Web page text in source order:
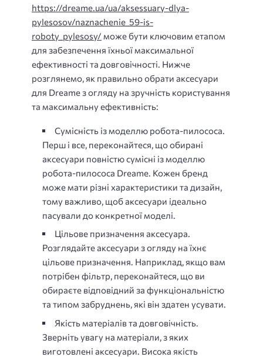
https://dreame.ua/ua/aksessuary-dlya-
pylesosov/naznachenie_59-is-
roboty_pylesosy/ може бути ключовим етапом
для забезпечення їхньої максимальної
ефективності та довговічності. Нижче
розглянемо, як правильно обрати аксесуари
для Dreame з огляду на зручність користування
та максимальну ефективність:
Сумісність із моделлю робота-пилососа.
Перш і все, переконайтеся, що обирані
аксесуари повністю сумісні із моделлю
робота-пилососа Dreame. Кожен бренд
може мати різні характеристики та дизайн,
тому важливо, щоб аксесуари ідеально
пасували до конкретної моделі.
Цільове призначення аксесуара.
Розглядайте аксесуари з огляду на їхнє
цільове призначення. Наприклад, якщо вам
потрібен фільтр, переконайтеся, що ви
обираєте відповідний за функціональністю
та типом забруднень, які він здатен усувати.
Якість матеріалів та довговічність.
Зверніть увагу на матеріали, з яких
виготовлені аксесуари. Висока якість